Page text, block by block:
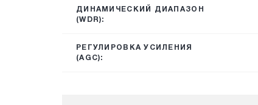
ДИНАМИЧЕСКИЙ ДИАПАЗОН
(WDR):
РЕГУЛИРОВКА УСИЛЕНИЯ
(AGC):